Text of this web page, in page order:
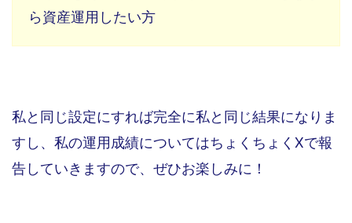
ら資産運用したい方
私と同じ設定にすれば完全に私と同じ結果になりま
すし、私の運用成績についてはちょくちょくXで報
告していきますので、ぜひお楽しみに！